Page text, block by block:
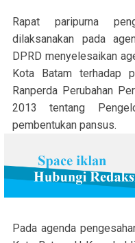
Rapat paripurna
dilaksanakan pada
DPRD menyelesaikan
Kota Batam terhadap
Ranperda Perubahan
2013 tentang
pembentukan pansus.
Pada agenda